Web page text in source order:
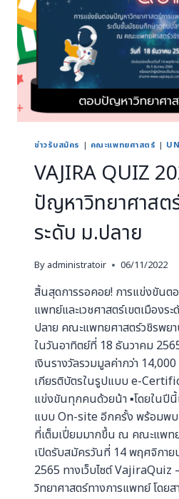
ข่าวรับสมัคร | คณะแพทยศาสตร์ |
VAJIRA QUIZ
ปัญหาวิทยาศาสต
ระดับ ม.ปลาย
By administratoir 06/11/2022
สิ้นสุดการรอคอย! การแข่งขันต
แพทย์และเวชศาสตร์เขตเมือง
ปลาย คณะแพทยศาสตร์วชิรพย
ในวันอาทิตย์ที่ 18 ธันวาคม
เงินรางวัลรวมมูลค่ากว่า
เกียรติบัตรในรูปแบบ e-
แข่งขันทุกคนด้วยน้า ▪โดยในปีนี้
แบบ On-site อีกครั้ง พร้อมพบ
ที่เต็มเปี่ยมมากขึ้น ณ คณะแพท
เปิดรับสมัครวันที่ 14 พฤศจิกา
2565 ทางเว็บไซต์
วิทยาศาสตร์ทางการแพทย์ โดยส